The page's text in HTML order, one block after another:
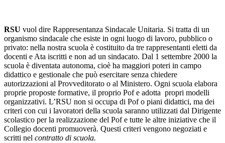
RSU vuol dire Rappresentanza Sindacale Unitaria. Si tratta di un
organismo sindacale che esiste in ogni luogo di lavoro, pubblico o
privato: nella nostra scuola è costituito da tre rappresentanti eletti da
docenti e Ata iscritti e non ad un sindacato. Dal 1 settembre 2000 la
scuola è diventata autonoma, cioè ha maggiori poteri in campo
didattico e gestionale che può esercitare senza chiedere
autorizzazioni al Provveditorato o al Ministero. Ogni scuola elabora
proprie proposte formative, il proprio Pof e adotta propri modelli
organizzativi. L’RSU non si occupa di Pof o piani didattici, ma dei
criteri con cui i lavoratori della scuola saranno utilizzati dal Dirigente
scolastico per la realizzazione del Pof e tutte le altre iniziative che il
Collegio docenti promuoverà. Questi criteri vengono negoziati e
scritti nel contratto di scuola.